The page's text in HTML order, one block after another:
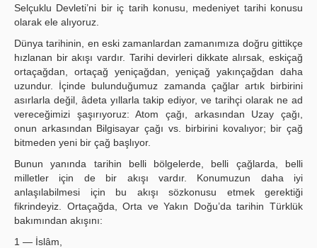
Selçuklu Devleti’ni bir iç tarih konusu, medeniyet tarihi konusu
olarak ele alıyoruz.
Dünya tarihinin, en eski zamanlardan zamanımıza doğru gittikçe
hızlanan bir akışı vardır. Tarihi devirleri dikkate alırsak, eskiçağ
ortaçağdan, ortaçağ yeniçağdan, yeniçağ yakınçağdan daha
uzundur. İçinde bulunduğumuz zamanda çağlar artık birbirini
asırlarla değil, âdeta yıllarla takip ediyor, ve tarihçi olarak ne ad
vereceğimizi şaşırıyoruz: Atom çağı, arkasından Uzay çağı,
onun arkasından Bilgisayar çağı vs. birbirini kovalıyor; bir çağ
bitmeden yeni bir çağ başlıyor.
Bunun yanında tarihin belli bölgelerde, belli çağlarda, belli
milletler için de bir akışı vardır. Konumuzun daha iyi
anlaşılabilmesi için bu akışı sözkonusu etmek gerektiği
fikrindeyiz. Ortaçağda, Orta ve Yakın Doğu’da tarihin Türklük
bakımından akışını:
1 — İslâm,